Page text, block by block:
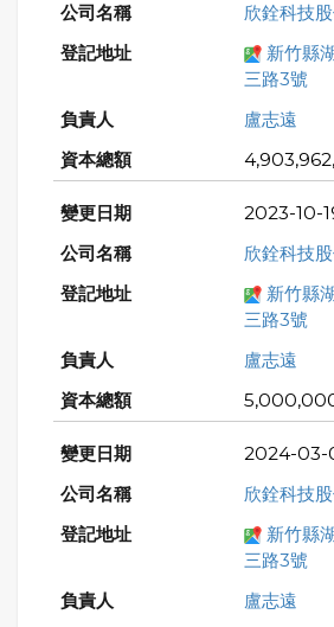
欣銓科技
新竹縣
三路3號
盧志遠
2023-10-
欣銓科技
新竹縣
三路3號
盧志遠
2024-03-
欣銓科技
新竹縣
三路3號
盧志遠